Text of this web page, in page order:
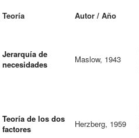
Teoría Autor / Año
Jerarquía de
necesidades
Maslow, 1943
Teoría de los dos
factores
Herzberg, 1959